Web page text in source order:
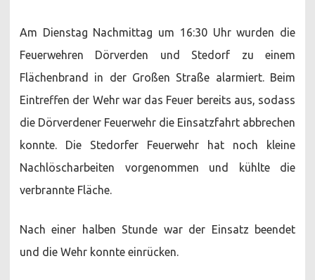
Am Dienstag Nachmittag um 16:30 Uhr wurden die
Feuerwehren Dörverden und Stedorf zu einem
Flächenbrand in der Großen Straße alarmiert. Beim
Eintreffen der Wehr war das Feuer bereits aus, sodass
die Dörverdener Feuerwehr die Einsatzfahrt abbrechen
konnte. Die Stedorfer Feuerwehr hat noch kleine
Nachlöscharbeiten vorgenommen und kühlte die
verbrannte Fläche.
Nach einer halben Stunde war der Einsatz beendet
und die Wehr konnte einrücken.